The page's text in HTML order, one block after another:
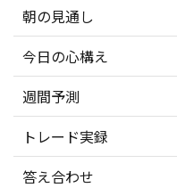
朝の見通し
今日の心構え
週間予測
トレード実録
答え合わせ